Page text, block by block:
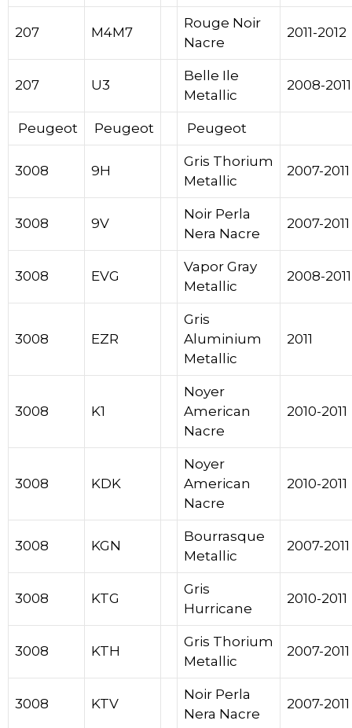
207 M4M7
Rouge Noir
Nacre
2011-2012
207 U3
Belle Ile
Metallic
2008-2011
Peugeot Peugeot Peugeot
3008 9H
Gris Thorium
Metallic
2007-2011
3008 9V
Noir Perla
Nera Nacre
2007-2011
3008 EVG
Vapor Gray
Metallic
2008-2011
3008 EZR
Gris
Aluminium
Metallic
2011
3008 K1
Noyer
American
Nacre
2010-2011
3008 KDK
Noyer
American
Nacre
2010-2011
3008 KGN
Bourrasque
Metallic
2007-2011
3008 KTG
Gris
Hurricane
2010-2011
3008 KTH
Gris Thorium
Metallic
2007-2011
3008 KTV
Noir Perla
Nera Nacre
2007-2011